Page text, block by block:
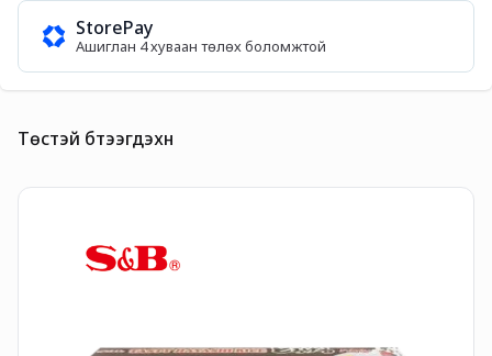
StorePay
Ашиглан 4 хуваан төлөх боломжтой
Төстэй бүтээгдэхүүн